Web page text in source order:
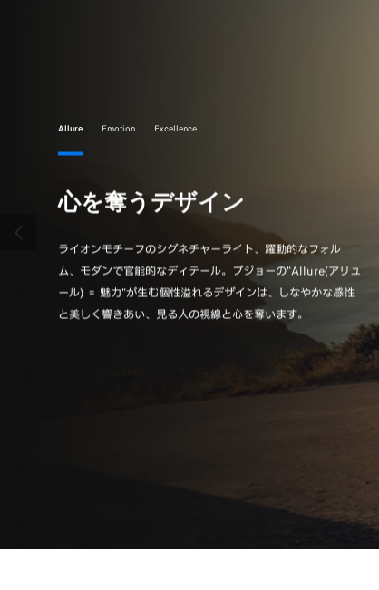
心を奪うデザイン
ライオンモチーフのシグネチャーライト、躍動的なフォル
ム、モダンで官能的なディテール。プジョーの"Allure(アリュ
ール) ＝ 魅力"が生む個性溢れるデザインは、しなやかな感性
と美しく響きあい、見る人の視線と心を奪います。
Allure Emotion Excellence